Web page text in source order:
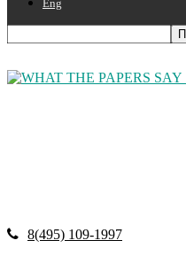
Eng
8(495) 109-1997